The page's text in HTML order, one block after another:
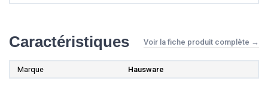
Caractéristiques Voir la fiche produit complète →
Marque Hausware